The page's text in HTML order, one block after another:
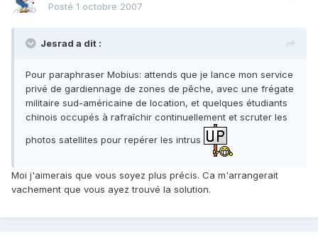
Posté 1 octobre 2007
Jesrad a dit :
Pour paraphraser Mobius: attends que je lance mon service
privé de gardiennage de zones de pêche, avec une frégate
militaire sud-américaine de location, et quelques étudiants
chinois occupés à rafraîchir continuellement et scruter les
photos satellites pour repérer les intrus
Moi j'aimerais que vous soyez plus précis. Ca m'arrangerait
vachement que vous ayez trouvé la solution.